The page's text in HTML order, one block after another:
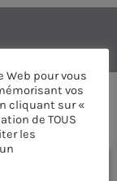
(0)
pour vous
vos
cliquant sur «
de TOUS
les